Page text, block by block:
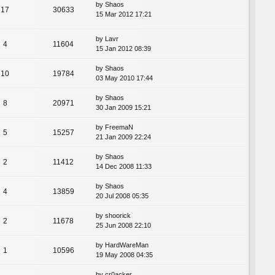
17 30633
by Shaos
15 Mar 2012 17:21
4 11604
by
Lavr
15 Jan 2012 08:39
10 19784
by Shaos
03 May 2010 17:44
8 20971
by Shaos
30 Jan 2009 15:21
5 15257
by FreemaN
21 Jan 2009 22:24
2 11412
by Shaos
14 Dec 2008 11:33
4 13859
by Shaos
20 Jul 2008 05:35
2 11678
by shoorick
25 Jun 2008 22:10
1 10596
by HardWareMan
19 May 2008 04:35